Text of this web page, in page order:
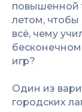
повышенной
летом,
всё, чему
игр?
Один из
городских